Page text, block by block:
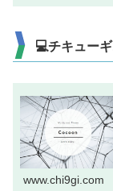
💻チキュー
www.chi9gi.com